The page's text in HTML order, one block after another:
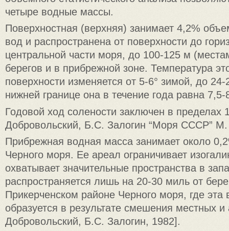
четыре водные массы.
Поверхностная (верхняя) занимает 4,2%
вод и распространена от поверхности до
центральной части моря, до 100-125 м
берегов и в прибрежной зоне. Температура
поверхности изменяется от 5-6° зимой, до
нижней границе она в течение года равна 7,5-
Годовой ход солености заключен в
Добровольский, Б.С. Залогин “Моря СССР”
Прибрежная водная масса занимает около
Черного моря. Ее ареал ограничивает
охватывает значительные пространства в
распространяется лишь на 20-30 миль от
Прикерченском районе Черного моря, где эта
образуется в результате смешения местных
Добровольский, Б.С. Залогин, 1982].